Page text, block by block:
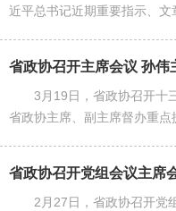
近平总书记近期重要指示、文
省政协召开主席会议 孙伟
3月19日，省政协召开十
省政协主席、副主席督办重点
2月27日，省政协召开党